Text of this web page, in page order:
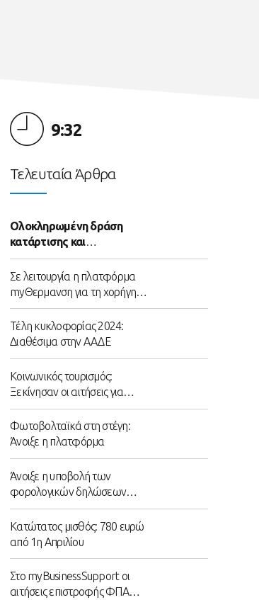
9:32
Τελευταία Άρθρα
Ολοκληρωμένη δράση
κατάρτισης και
απασχόλησης ανέργων
ηλικίας 25-45 ετών
Σε λειτουργία η πλατφόρμα
myΘερμανση για τη χορήγηση
του επιδόματος θέρμανσης
Τέλη κυκλοφορίας 2024:
Διαθέσιμα στην ΑΑΔΕ
Κοινωνικός τουρισμός:
Ξεκίνησαν οι αιτήσεις για
300.000 επιταγές
Φωτοβολταϊκά στη στέγη:
Άνοιξε η πλατφόρμα
Άνοιξε η υποβολή των
φορολογικών δηλώσεων
2022
Κατώτατος μισθός: 780 ευρώ
από 1η Απριλίου
Στο myBusinessSupport οι
αιτήσεις επιστροφής ΦΠΑ